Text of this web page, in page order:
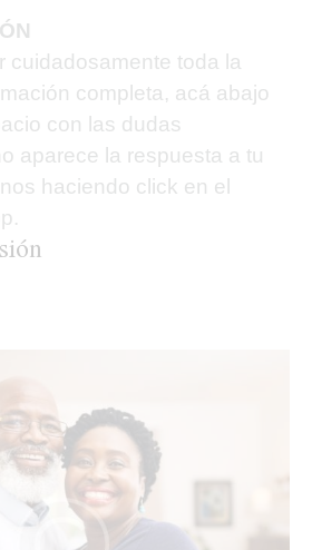
cuidadosamente toda la
completa, acá abajo
con las dudas
aparece la respuesta a tu
haciendo click en el